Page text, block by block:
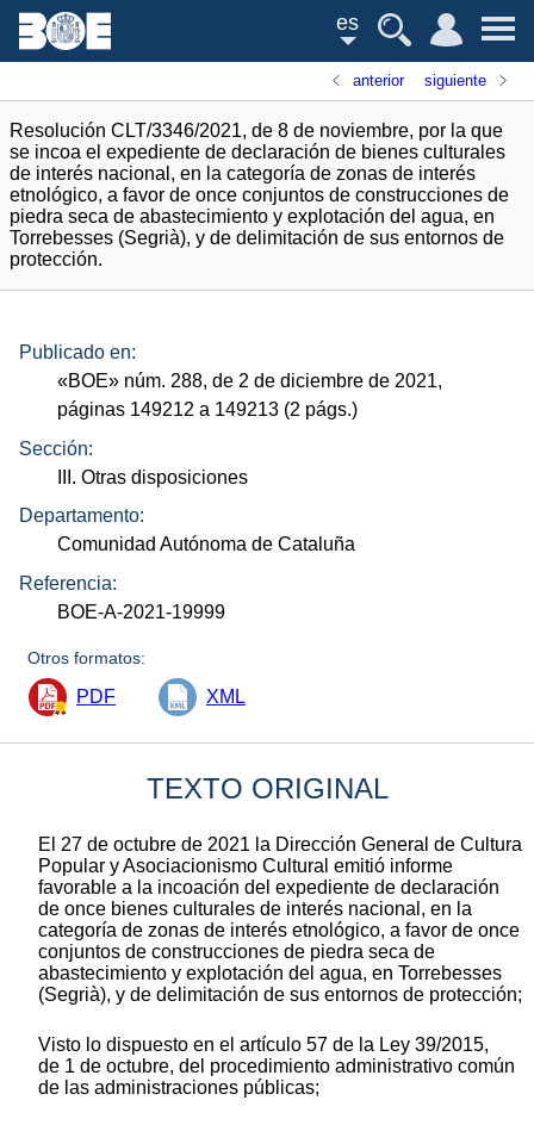
es
anterior siguiente
Resolución CLT/3346/2021, de 8 de noviembre, por la que
se incoa el expediente de declaración de bienes culturales
de interés nacional, en la categoría de zonas de interés
etnológico, a favor de once conjuntos de construcciones de
piedra seca de abastecimiento y explotación del agua, en
Torrebesses (Segrià), y de delimitación de sus entornos de
protección.
Publicado en:
«BOE» núm. 288, de 2 de diciembre de 2021,
páginas 149212 a 149213 (2 págs.)
Sección:
III. Otras disposiciones
Departamento:
Comunidad Autónoma de Cataluña
Referencia:
BOE-A-2021-19999
Otros formatos:
PDF XML
TEXTO ORIGINAL
El 27 de octubre de 2021 la Dirección General de Cultura
Popular y Asociacionismo Cultural emitió informe
favorable a la incoación del expediente de declaración
de once bienes culturales de interés nacional, en la
categoría de zonas de interés etnológico, a favor de once
conjuntos de construcciones de piedra seca de
abastecimiento y explotación del agua, en Torrebesses
(Segrià), y de delimitación de sus entornos de protección;
Visto lo dispuesto en el artículo 57 de la Ley 39/2015,
de 1 de octubre, del procedimiento administrativo común
de las administraciones públicas;